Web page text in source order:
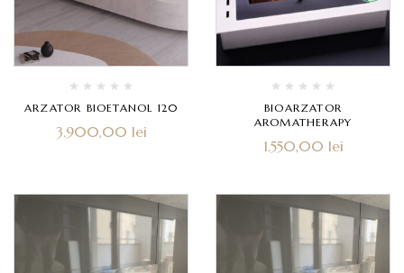
ARZATOR BIOETANOL 120
3.900,00 lei
BIOARZATOR
AROMATHERAPY
1.550,00 lei